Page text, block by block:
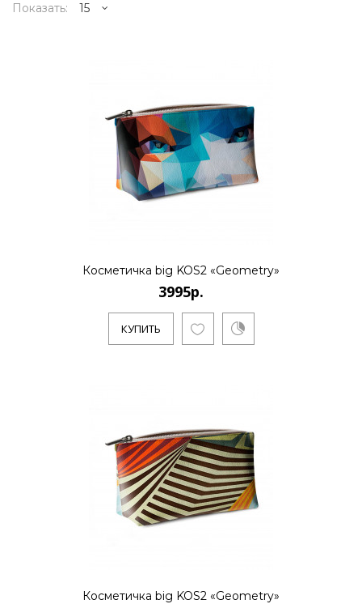
Показать:
..
КУПИТЬ
..
3995р.
..
Косметичка big KOS2 «Geometry»
3995р.
КУПИТЬ
Косметичка big KOS2 «Geometry»